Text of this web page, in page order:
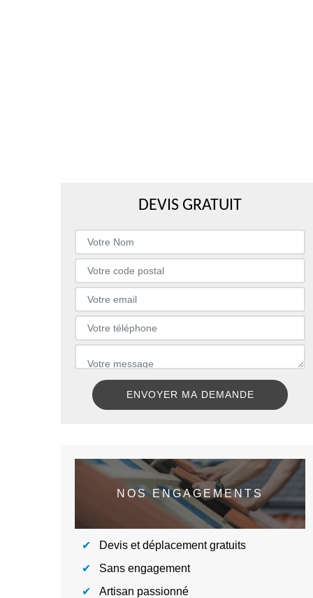
DEVIS GRATUIT
NOS ENGAGEMENTS
Devis et déplacement gratuits
Sans engagement
Artisan passionné